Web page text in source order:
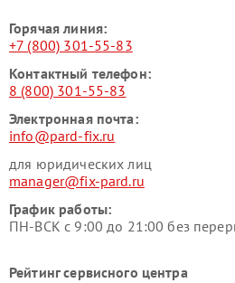
Горячая линия:
+7 (800) 301-55-83
Контактный телефон:
8 (800) 301-55-83
Электронная почта:
info@pard-fix.ru
для юридических лиц
manager@fix-pard.ru
График работы:
ПН-ВСК с 9:00 до 21:00 без
Рейтинг сервисного центра